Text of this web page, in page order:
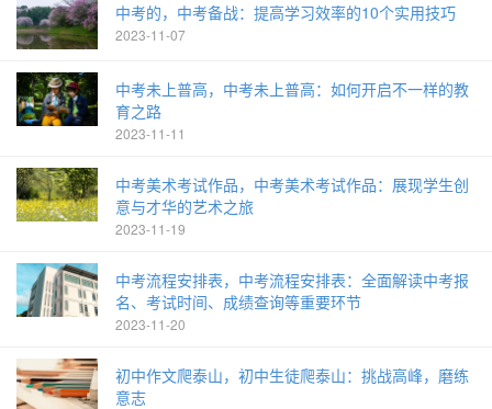
中考的，中考备战：提高学习效率的10个实用技巧
2023-11-07
中考未上普高，中考未上普高：如何开启不一样的教
育之路
2023-11-11
中考美术考试作品，中考美术考试作品：展现学生创
意与才华的艺术之旅
2023-11-19
中考流程安排表，中考流程安排表：全面解读中考报
名、考试时间、成绩查询等重要环节
2023-11-20
初中作文爬泰山，初中生徒爬泰山：挑战高峰，磨练
意志